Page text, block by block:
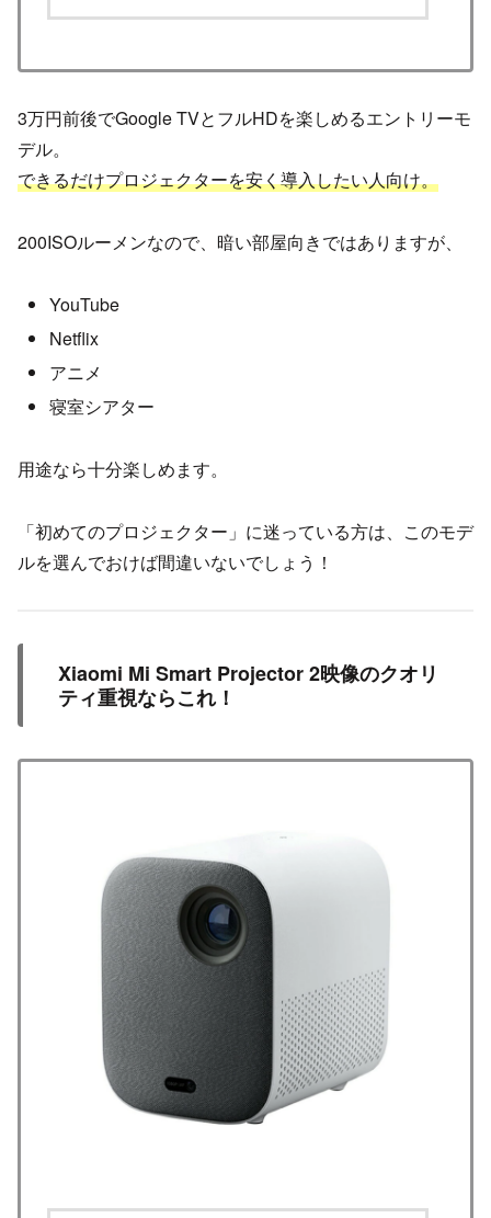
3万円前後でGoogle TVとフルHDを楽しめるエントリーモ
デル。
できるだけプロジェクターを安く導入したい人向け。
200ISOルーメンなので、暗い部屋向きではありますが、
YouTube
Netflix
アニメ
寝室シアター
用途なら十分楽しめます。
「初めてのプロジェクター」に迷っている方は、このモデ
ルを選んでおけば間違いないでしょう！
Xiaomi Mi Smart Projector 2映像のクオリ
ティ重視ならこれ！